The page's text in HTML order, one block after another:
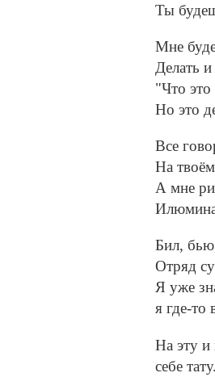
Ты
Мне
Делать
"Что это
Но это
Все
На
А мне
Бил,
Отряд
Я уже
я где-то
На эту и
себе тату.